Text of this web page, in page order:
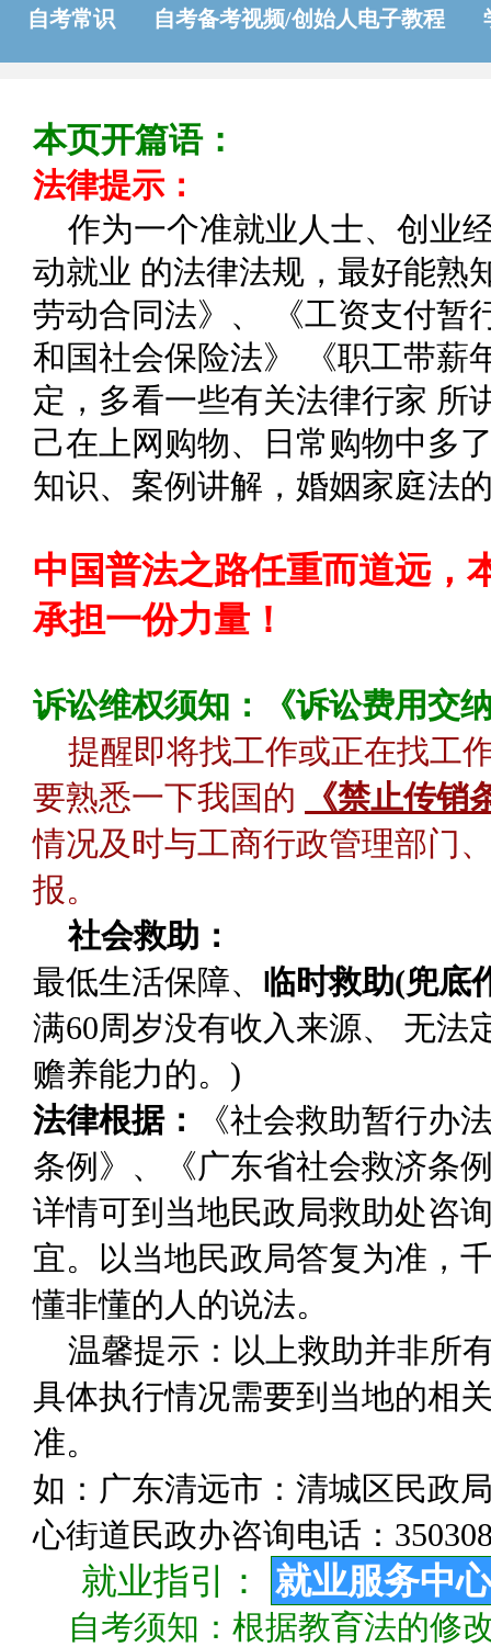
自考常识 自考备考视频/创始人电子教程
本页开篇语：
法律提示：
作为一个准就业人士、创业
动就业 的法律法规，最好能熟
劳动合同法》、 《工资支付暂
和国社会保险法》 《职工带薪
定，多看一些有关法律行家 所
己在上网购物、日常购物中多
知识、案例讲解，婚姻家庭法
中国普法之路任重而道远，
承担一份力量！
诉讼维权须知：《诉讼费用交
提醒即将找工作或正在找工
要熟悉一下我国的
《禁止传销
情况及时与工商行政管理部门
报。
社会救助：
最低生活保障、 临时救助(兜底
满60周岁没有收入来源、 无法
赡养能力的。)
法律根据：
《社会救助暂行办
条例》、《广东省社会救济条
详情可到当地民政局救助处咨
宜。以当地民政局答复为准，
懂非懂的人的说法。
温馨提示：以上救助并非所
具体执行情况需要到当地的相
准。
如：广东清远市：清城区民政
心街道民政办咨询电话：
就业指引： 就业服务中心
自考须知：根据教育法的修